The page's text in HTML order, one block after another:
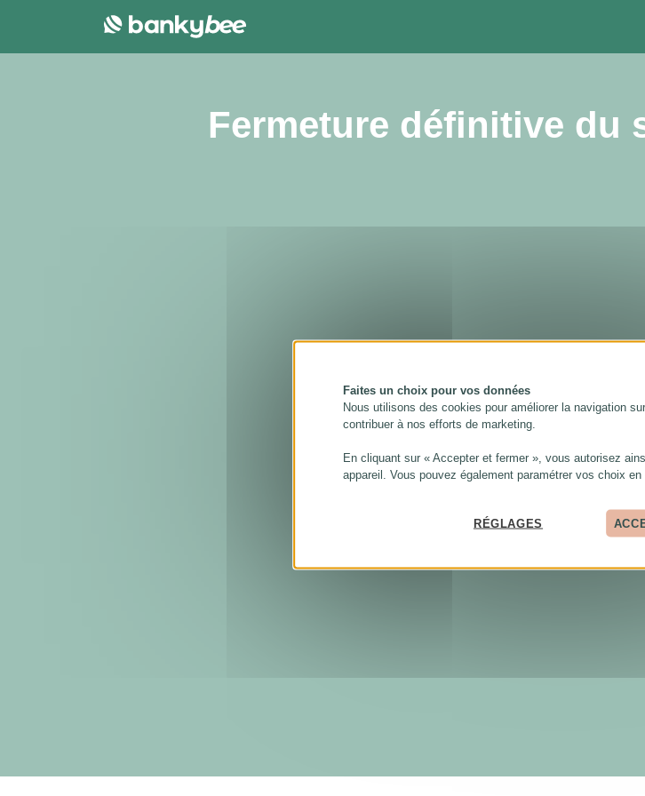
Fermeture définitive du
Faites un choix pour vos données
Nous utilisons des cookies pour améliorer la navigation
contribuer à nos efforts de marketing.
En cliquant sur « Accepter et fermer », vous autorisez
appareil. Vous pouvez également paramétrer vos choix
RÉGLAGES